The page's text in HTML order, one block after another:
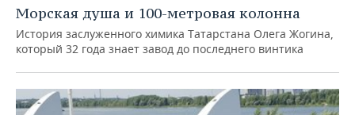
Морская душа и 100-метровая колонна
История заслуженного химика Татарстана Олега Жогина,
который 32 года знает завод до последнего винтика